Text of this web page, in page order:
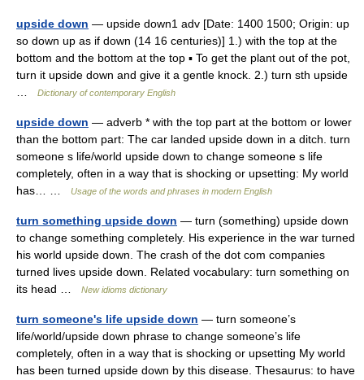
upside down — upside down1 adv [Date: 1400 1500; Origin: up
so down up as if down (14 16 centuries)] 1.) with the top at the
bottom and the bottom at the top ▪ To get the plant out of the pot,
turn it upside down and give it a gentle knock. 2.) turn sth upside
Dictionary of contemporary English
upside down — adverb * with the top part at the bottom or lower
than the bottom part: The car landed upside down in a ditch. turn
someone s life/world upside down to change someone s life
completely, often in a way that is shocking or upsetting: My world
has… …
Usage of the words and phrases in modern English
turn something upside down — turn (something) upside down
to change something completely. His experience in the war turned
his world upside down. The crash of the dot com companies
turned lives upside down. Related vocabulary: turn something on
its head …
New idioms dictionary
turn someone's life upside down — turn someone’s
life/world/upside down phrase to change someone’s life
completely, often in a way that is shocking or upsetting My world
has been turned upside down by this disease. Thesaurus: to have